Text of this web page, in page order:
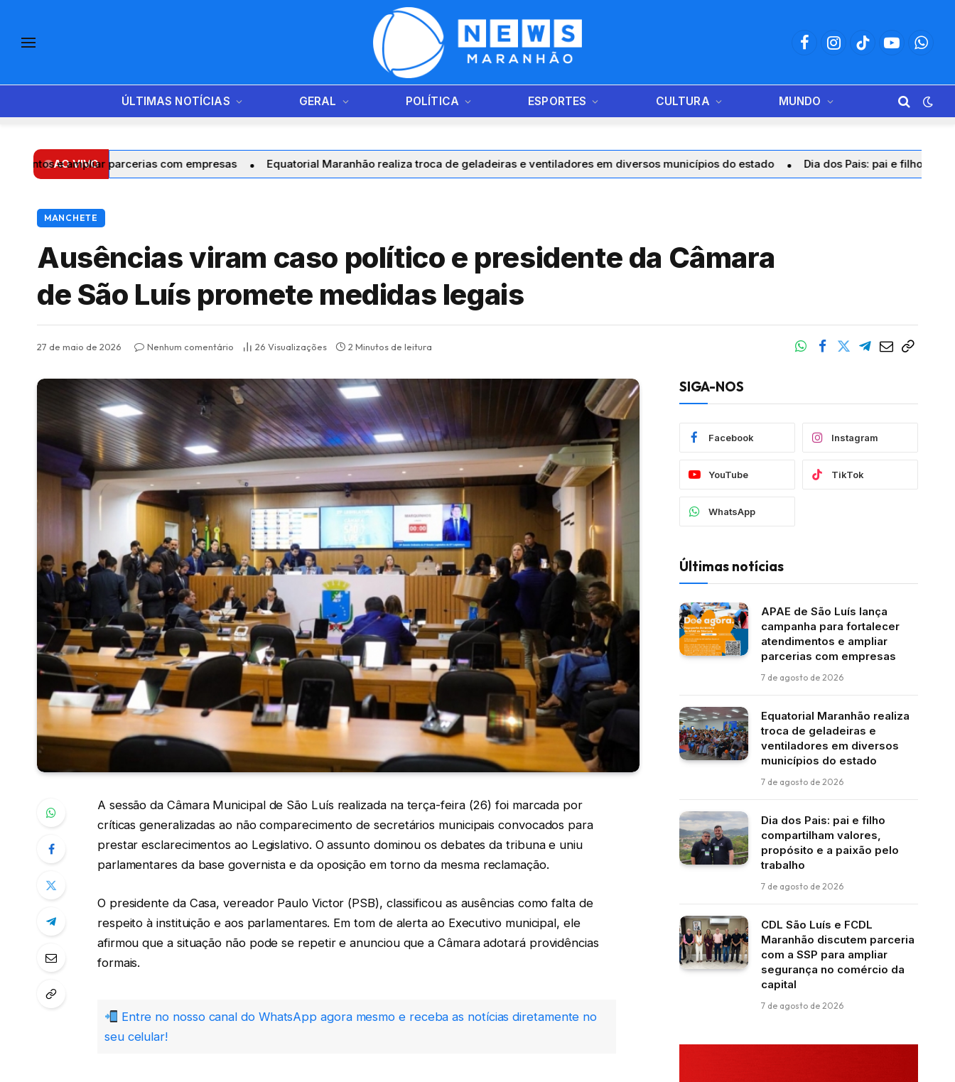
FacebookInstagramTikTokYouTube
ÚLTIMAS NOTÍCIAS GERAL POLÍTICA ESPORTES CULTURA MUNDO
AO VIVO
parcerias com empresas Equatorial Maranhão realiza troca de geladeiras e ventiladores em diversos municípios do estado Dia dos Pais: pai e filho compartilham valores,
MANCHETE
Ausências viram caso político e presidente da Câmara
de São Luís promete medidas legais
27 de maio de 2026 Nenhum comentário 26 Visualizações 2 Minutos de leitura
A sessão da Câmara Municipal de São Luís realizada na terça-feira (26) foi marcada por
críticas generalizadas ao não comparecimento de secretários municipais convocados para
prestar esclarecimentos ao Legislativo. O assunto dominou os debates da tribuna e uniu
parlamentares da base governista e da oposição em torno da mesma reclamação.
O presidente da Casa, vereador Paulo Victor (PSB), classificou as ausências como falta de
respeito à instituição e aos parlamentares. Em tom de alerta ao Executivo municipal, ele
afirmou que a situação não pode se repetir e anunciou que a Câmara adotará providências
formais.
Entre no nosso canal do WhatsApp agora mesmo e receba as notícias diretamente no
seu celular!
SIGA-NOS
Facebook Instagram
YouTube TikTok
WhatsApp
Últimas notícias
APAE de São Luís lança
campanha para fortalecer
atendimentos e ampliar
parcerias com empresas
7 de agosto de 2026
Equatorial Maranhão realiza
troca de geladeiras e
ventiladores em diversos
municípios do estado
7 de agosto de 2026
Dia dos Pais: pai e filho
compartilham valores,
propósito e a paixão pelo
trabalho
7 de agosto de 2026
CDL São Luís e FCDL
Maranhão discutem parceria
com a SSP para ampliar
segurança no comércio da
capital
7 de agosto de 2026